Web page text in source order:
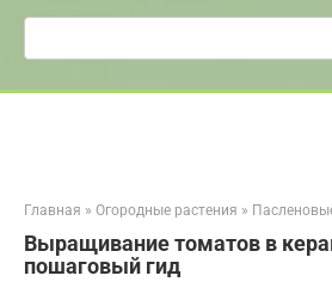
Поиск:
Главная » Огородные растения »
Выращивание томатов в
пошаговый гид